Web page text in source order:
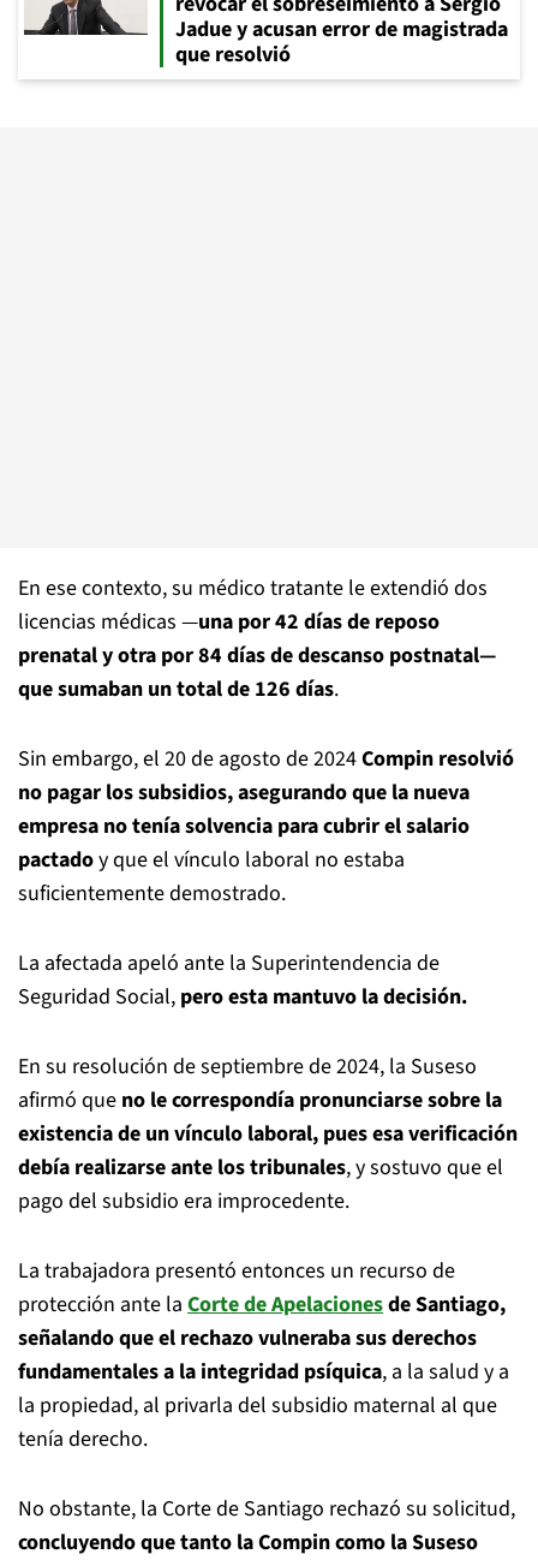
Jadue y acusan error de magistrada
que resolvió
En ese contexto, su médico tratante le extendió dos
licencias médicas —una por 42 días de reposo
prenatal y otra por 84 días de descanso postnatal—
que sumaban un total de 126 días.
Sin embargo, el 20 de agosto de 2024Compin resolvió
no pagar los subsidios, asegurando que la nueva
empresa no tenía solvencia para cubrir el salario
pactadoy que el vínculo laboral no estaba
suficientemente demostrado.
La afectada apeló ante la Superintendencia de
Seguridad Social, pero esta mantuvo la decisión.
En su resolución de septiembre de 2024, la Suseso
afirmó que no le correspondía pronunciarse sobre la
existencia de un vínculo laboral, pues esa verificación
debía realizarse ante los tribunales, y sostuvo que el
pago del subsidio era improcedente.
La trabajadora presentó entonces un recurso de
protección ante la Corte de Apelacionesde Santiago,
señalando que el rechazo vulneraba sus derechos
fundamentales a la integridad psíquica, a la salud y a
la propiedad, al privarla del subsidio maternal al que
tenía derecho.
No obstante, la Corte de Santiago rechazó su solicitud,
concluyendo que tanto la Compin como la Suseso